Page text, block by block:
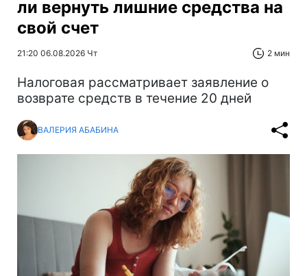
ли вернуть лишние средства на
свой счет
21:20 06.08.2026 Чт 2 мин
Налоговая рассматривает заявление о
возврате средств в течение 20 дней
ВАЛЕРИЯ АБАБИНА